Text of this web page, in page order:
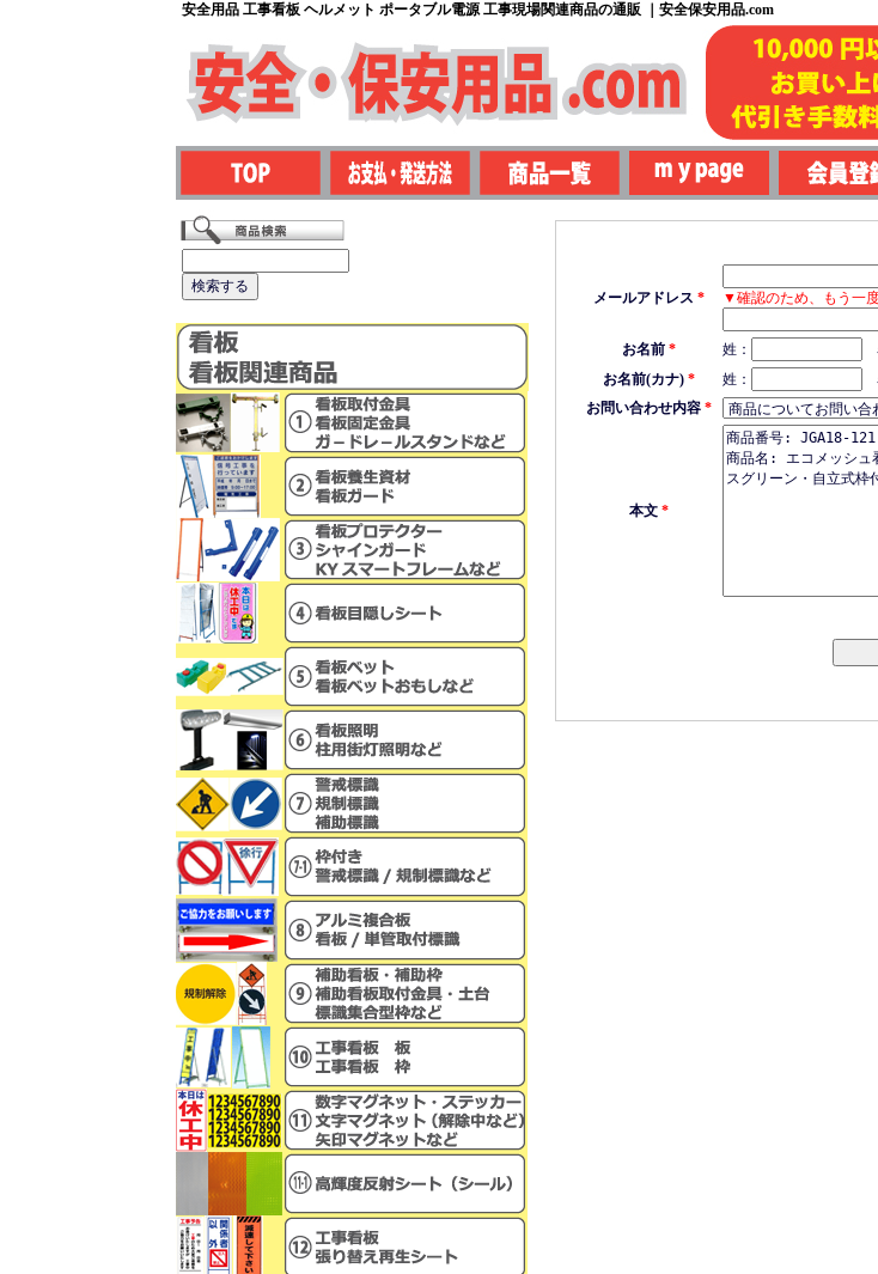
安全用品 工事看板 ヘルメット ポータブル電源 工事現場関連商品の通販 ｜安全保安用品.com
メールアドレス *
▼確認のため、もう一
お名前* 姓：
お名前(カナ)* 姓：
お問い合わせ内容*
本文*